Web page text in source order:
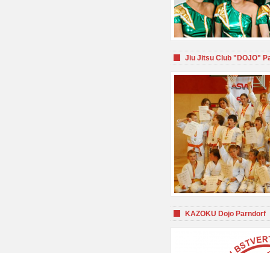
Jiu Jitsu Club "DOJO"
KAZOKU Dojo Parndorf